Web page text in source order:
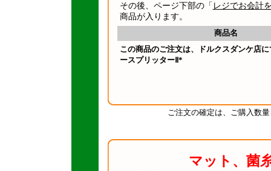
その後、ページ下部の「 レジでお会計
商品が入ります。
商品名
この商品のご注文は、ドルクスダンケ店
ースプリッターⅡ*
ご注文の確定は、ご購入数
マット、菌